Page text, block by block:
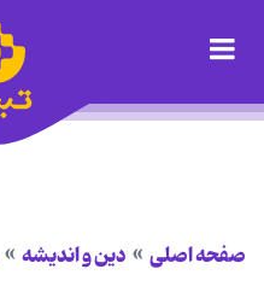
صفحه اصلی دین و اندیشه